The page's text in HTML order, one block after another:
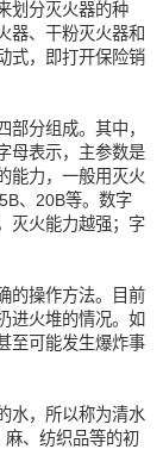
划分灭火器的种
器、干粉灭火器和
式，即打开保险销
分组成。其中，
母表示，主参数是
能力，一般用灭火
、20B等。数字
灭火能力越强；字
的操作方法。目前
进火堆的情况。如
至可能发生爆炸事
水，所以称为清水
麻、纺织品等的初